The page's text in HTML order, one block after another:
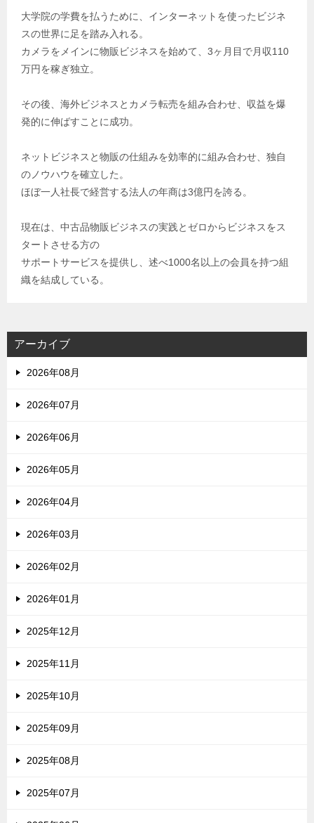
大学院の学費を払うために、インターネットを使ったビジネ
スの世界に足を踏み入れる。
カメラをメインに物販ビジネスを始めて、3ヶ月目で月収110
万円を稼ぎ独立。
その後、海外ビジネスとカメラ転売を組み合わせ、収益を爆
発的に伸ばすことに成功。
ネットビジネスと物販の仕組みを効率的に組み合わせ、独自
のノウハウを確立した。
ほぼ一人社長で経営する法人の年商は3億円を誇る。
現在は、中古品物販ビジネスの実践とゼロからビジネスをス
タートさせる方の
サポートサービスを提供し、述べ1000名以上の会員を持つ組
織を結成している。
アーカイブ
2026年08月
2026年07月
2026年06月
2026年05月
2026年04月
2026年03月
2026年02月
2026年01月
2025年12月
2025年11月
2025年10月
2025年09月
2025年08月
2025年07月